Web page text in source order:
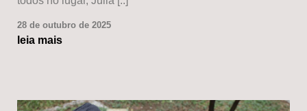
28 de outubro de 2025
leia mais